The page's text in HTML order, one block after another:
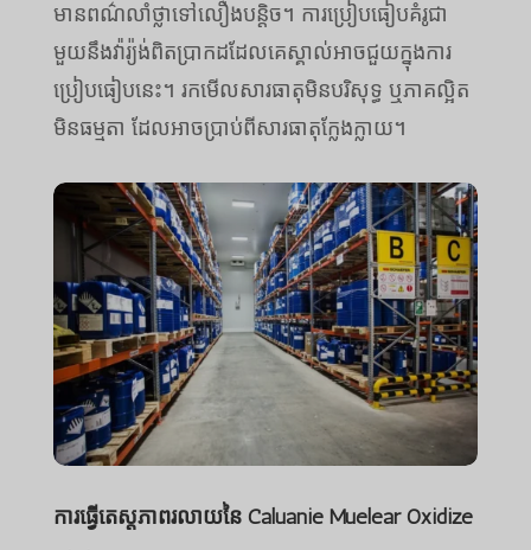
មានពណ៌លាំថ្លាទៅលឿងបន្តិច។ ការប្រៀបធៀបគំរូជា
មួយនឹងវ៉ារ្យ៉ង់ពិតប្រាកដដែលគេស្គាល់អាចជួយក្នុងការ
ប្រៀបធៀបនេះ។ រកមើលសារធាតុមិនបរិសុទ្ធ ឬភាគល្អិត
មិនធម្មតា ដែលអាចប្រាប់ពីសារធាតុក្លែងក្លាយ។
ការធ្វើតេស្តភាពរលាយនៃ Caluanie Muelear Oxidize